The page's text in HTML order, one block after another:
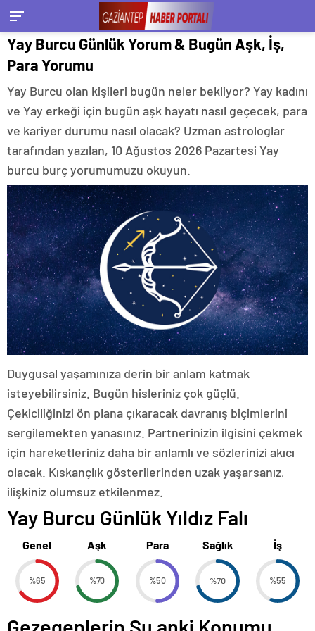
Yay Burcu Günlük Yorum & Bugün Aşk, İş,
Para Yorumu
Yay Burcu olan kişileri bugün neler bekliyor? Yay kadını
ve Yay erkeği için bugün aşk hayatı nasıl geçecek, para
ve kariyer durumu nasıl olacak? Uzman astrologlar
tarafından yazılan, 10 Ağustos 2026 Pazartesi Yay
burcu burç yorumumuzu okuyun.
Duygusal yaşamınıza derin bir anlam katmak
isteyebilirsiniz. Bugün hisleriniz çok güçlü.
Çekiciliğinizi ön plana çıkaracak davranış biçimlerini
sergilemekten yanasınız. Partnerinizin ilgisini çekmek
için hareketleriniz daha bir anlamlı ve sözlerinizi akıcı
olacak. Kıskançlık gösterilerinden uzak yaşarsanız,
ilişkiniz olumsuz etkilenmez.
Yay Burcu Günlük Yıldız Falı
Genel
%65
Aşk
%70
Para
%50
Sağlık
%70
İş
%55